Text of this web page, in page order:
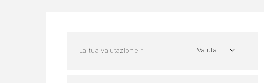
La tua valutazione *